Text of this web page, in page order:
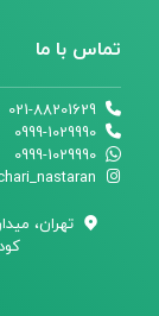
تماس با ما
021-88201629
0999-1029990
0999-1029990
تهران،‌
کودک،